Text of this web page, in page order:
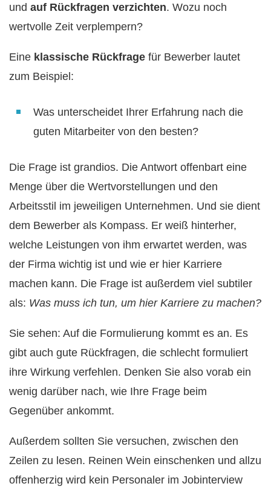
und auf Rückfragen verzichten. Wozu noch
wertvolle Zeit verplempern?
Eine klassische Rückfrage für Bewerber lautet
zum Beispiel:
Was unterscheidet Ihrer Erfahrung nach die
guten Mitarbeiter von den besten?
Die Frage ist grandios. Die Antwort offenbart eine
Menge über die Wertvorstellungen und den
Arbeitsstil im jeweiligen Unternehmen. Und sie dient
dem Bewerber als Kompass. Er weiß hinterher,
welche Leistungen von ihm erwartet werden, was
der Firma wichtig ist und wie er hier Karriere
machen kann. Die Frage ist außerdem viel subtiler
als: Was muss ich tun, um hier Karriere zu machen?
Sie sehen: Auf die Formulierung kommt es an. Es
gibt auch gute Rückfragen, die schlecht formuliert
ihre Wirkung verfehlen. Denken Sie also vorab ein
wenig darüber nach, wie Ihre Frage beim
Gegenüber ankommt.
Außerdem sollten Sie versuchen, zwischen den
Zeilen zu lesen. Reinen Wein einschenken und allzu
offenherzig wird kein Personaler im Jobinterview